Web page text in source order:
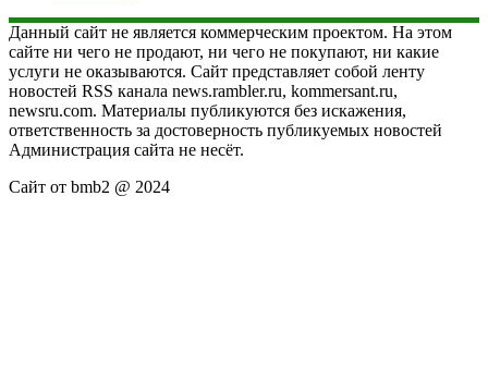
Данный сайт не является коммерческим проектом. На этом
сайте ни чего не продают, ни чего не покупают, ни какие
услуги не оказываются. Сайт представляет собой ленту
новостей RSS канала news.rambler.ru, kommersant.ru,
newsru.com. Материалы публикуются без искажения,
ответственность за достоверность публикуемых новостей
Администрация сайта не несёт.
Сайт от bmb2 @ 2024